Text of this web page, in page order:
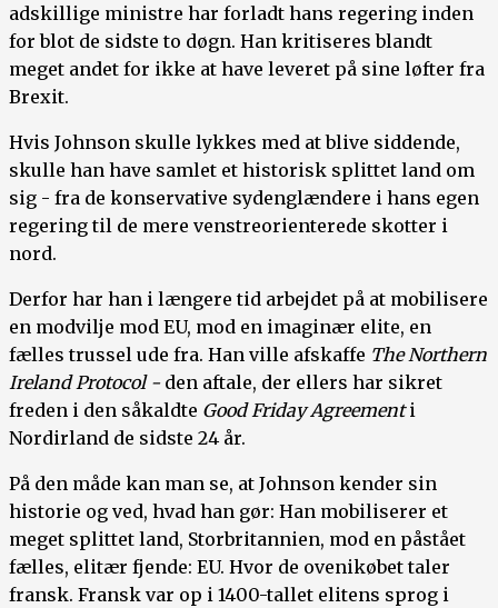
adskillige ministre har forladt hans regering inden
for blot de sidste to døgn. Han kritiseres blandt
meget andet for ikke at have leveret på sine løfter fra
Brexit.
Hvis Johnson skulle lykkes med at blive siddende,
skulle han have samlet et historisk splittet land om
sig - fra de konservative sydenglændere i hans egen
regering til de mere venstreorienterede skotter i
nord.
Derfor har han i længere tid arbejdet på at mobilisere
en modvilje mod EU, mod en imaginær elite, en
fælles trussel ude fra. Han ville afskaffe The Northern
Ireland Protocol -den aftale, der ellers har sikret
freden i den såkaldte Good Friday Agreementi
Nordirland de sidste 24 år.
På den måde kan man se, at Johnson kender sin
historie og ved, hvad han gør: Han mobiliserer et
meget splittet land, Storbritannien, mod en påstået
fælles, elitær fjende: EU. Hvor de ovenikøbet taler
fransk. Fransk var op i 1400-tallet elitens sprog i